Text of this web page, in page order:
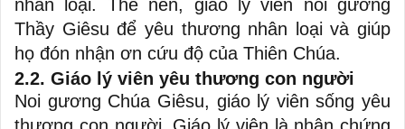
nhân loại. Thế nên, giáo lý viên noi gương
Thầy Giêsu để yêu thương nhân loại và giúp
họ đón nhận ơn cứu độ của Thiên Chúa.
2.2. Giáo lý viên yêu thương con người
Noi gương Chúa Giêsu, giáo lý viên sống yêu